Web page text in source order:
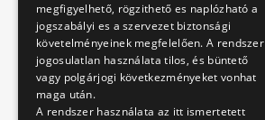
megfigyelhető, rögzithető es naplózható a
jogszabályi es a szervezet biztonsági
követelményeinek megfelelően. A rendszer
jogosulatlan használata tilos, és büntető
vagy polgárjogi következményeket vonhat
maga után.
A rendszer használata az itt ismertetett